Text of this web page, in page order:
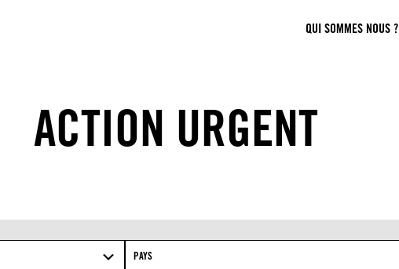
QUI SOMMES NOUS ?
ACTION URGENT
PAYS